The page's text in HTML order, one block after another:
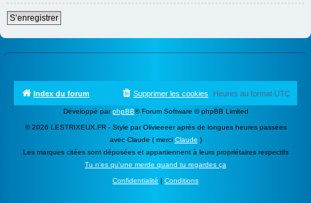
S’enregistrer
Index du forum Heures au format UTC
Supprimer les cookies
Développé parphpBB® Forum Software © phpBB Limited
© 2026 LESTRIXEUX.FR - Style par Olivieeeer après de longues heures passées
avec Claude ( merci Claude )
Les marques citées sont déposées et appartiennent à leurs propriétaires respectifs
Tu n'es qu'une merde quand tu regardes ça
Confidentialité | Conditions